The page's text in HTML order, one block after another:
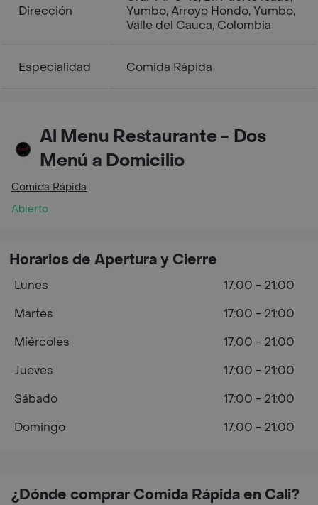
Dirección
Yumbo, Arroyo Hondo, Yumbo,
Valle del Cauca, Colombia
Especialidad Comida Rápida
Al Menu Restaurante - Dos
Menú a Domicilio
Comida Rápida
Abierto
¿Dónde comprar Comida Rápida en Cali?
Horarios de Apertura y Cierre
Lunes
17:00 - 21:00
Martes
17:00 - 21:00
Miércoles
17:00 - 21:00
Jueves
17:00 - 21:00
Sábado
17:00 - 21:00
Domingo
17:00 - 21:00